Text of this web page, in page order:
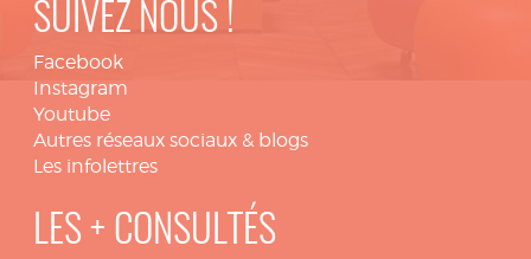
SUIVEZ NOUS !
Facebook
Instagram
Youtube
Autres réseaux sociaux & blogs
Les infolettres
LES + CONSULTÉS